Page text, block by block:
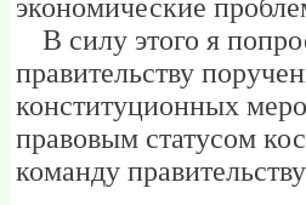
экономические
В силу этого я
правительству
конституционных
правовым статусом
команду